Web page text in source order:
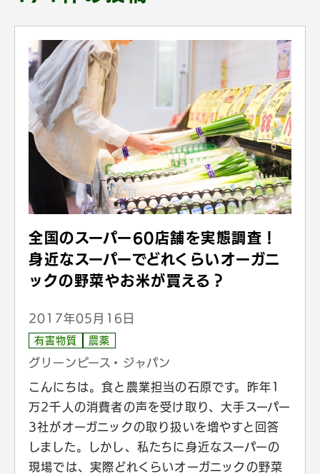
全国のスーパー60店舗を実態調査！
身近なスーパーでどれくらいオーガニ
ックの野菜やお米が買える？
2017年05月16日
有害物質 農薬
グリーンピース・ジャパン
こんにちは。食と農業担当の石原です。昨年1
万2千人の消費者の声を受け取り、大手スーパー
3社がオーガニックの取り扱いを増やすと回答
しました。しかし、私たちに身近なスーパーの
現場では、実際どれくらいオーガニックの野菜